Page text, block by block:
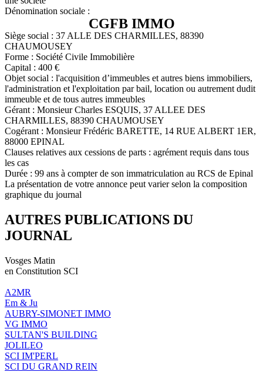
Dénomination sociale :
CGFB IMMO
Siège social : 37 ALLE DES CHARMILLES, 88390
CHAUMOUSEY
Forme : Société Civile Immobilière
Capital : 400 €
Objet social : l'acquisition d’immeubles et autres biens immobiliers,
l'administration et l'exploitation par bail, location ou autrement dudit
immeuble et de tous autres immeubles
Gérant : Monsieur Charles ESQUIS, 37 ALLEE DES
CHARMILLES, 88390 CHAUMOUSEY
Cogérant : Monsieur Frédéric BARETTE, 14 RUE ALBERT 1ER,
88000 EPINAL
Clauses relatives aux cessions de parts : agrément requis dans tous
les cas
Durée : 99 ans à compter de son immatriculation au RCS de Epinal
La présentation de votre annonce peut varier selon la composition
graphique du journal
AUTRES PUBLICATIONS DU
JOURNAL
Vosges Matin
en Constitution SCI
A2MR
Em & Ju
AUBRY-SIMONET IMMO
VG IMMO
SULTAN'S BUILDING
JOLILEO
SCI IM'PERL
SCI DU GRAND REIN